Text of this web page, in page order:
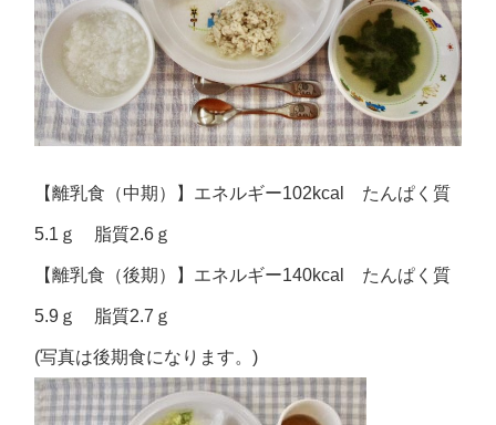
【離乳食（中期）】エネルギー102kcal たんぱく質
5.1ｇ 脂質2.6ｇ
【離乳食（後期）】エネルギー140kcal たんぱく質
5.9ｇ 脂質2.7ｇ
(写真は後期食になります。)